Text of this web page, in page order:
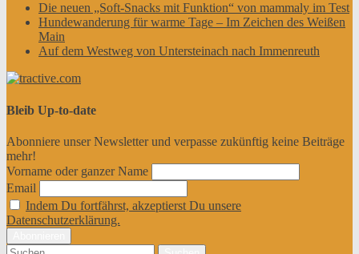
Die neuen „Soft-Snacks mit Funktion“ von mammaly im Test
Hundewanderung für warme Tage – Im Zeichen des Weißen
Main
Auf dem Westweg von Untersteinach nach Immenreuth
Bleib Up-to-date
Abonniere unser Newsletter und verpasse zukünftig keine Beiträge
mehr!
Vorname oder ganzer Name
Email
Indem Du fortfährst, akzeptierst Du unsere
Datenschutzerklärung.
Suchen